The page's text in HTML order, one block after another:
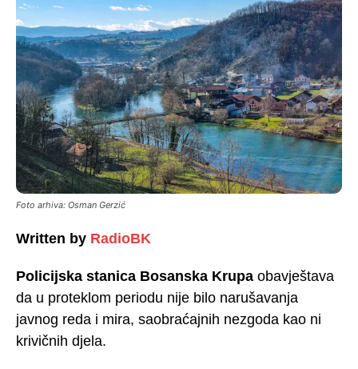
Foto arhiva: Osman Gerzić
Written by RadioBK
Policijska stanica Bosanska Krupa obavještava
da u proteklom periodu nije bilo narušavanja
javnog reda i mira, saobraćajnih nezgoda kao ni
krivičnih djela.